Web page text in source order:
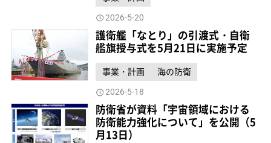
2026-5-20
護衛艦「なとり」の引渡式・自衛
艦旗授与式を5月21日に実施予定
事業・計画 海の防衛
2026-5-18
防衛省が資料「宇宙領域における
防衛能力強化について」を公開（5
月13日）